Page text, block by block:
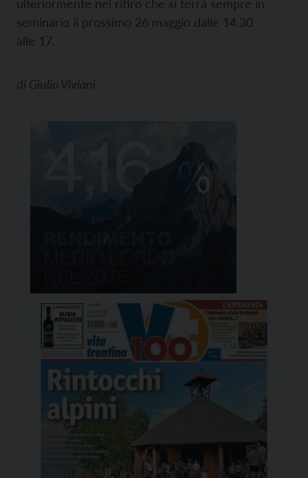
ulteriormente nel ritiro che si terrà sempre in
seminario il prossimo 26 maggio dalle 14.30
alle 17.
di Giulio Viviani